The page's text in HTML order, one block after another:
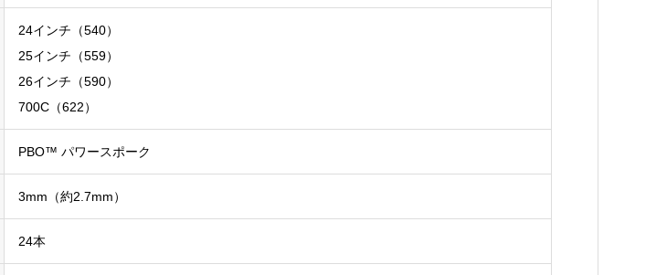
24インチ（540）
25インチ（559）
26インチ（590）
700C（622）
PBO™ パワースポーク
3mm（約2.7mm）
24本